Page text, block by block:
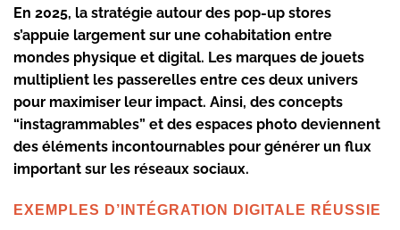
En 2025, la stratégie autour des pop-up stores
s’appuie largement sur une cohabitation entre
mondes physique et digital. Les marques de jouets
multiplient les passerelles entre ces deux univers
pour maximiser leur impact. Ainsi, des concepts
“instagrammables” et des espaces photo deviennent
des éléments incontournables pour générer un flux
important sur les réseaux sociaux.
EXEMPLES D’INTÉGRATION DIGITALE RÉUSSIE